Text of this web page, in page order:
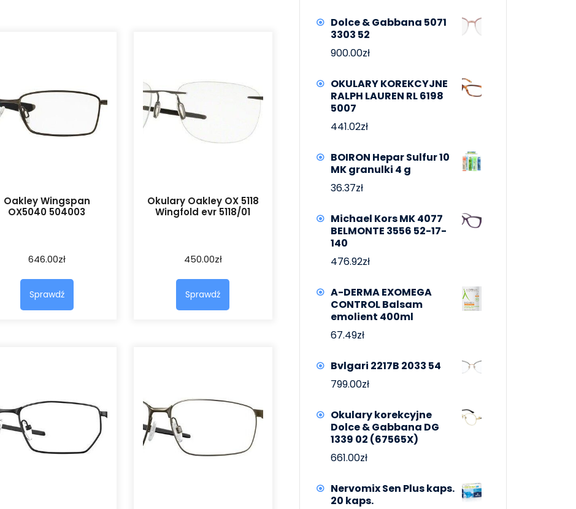
Oakley Wingspan
OX5040 504003
646.00zł
Sprawdź
Okulary Oakley OX 5118
Wingfold evr 5118/01
450.00zł
Sprawdź
Dolce & Gabbana 5071
3303 52
900.00zł
OKULARY KOREKCYJNE
RALPH LAUREN RL 6198
5007
441.02zł
BOIRON Hepar Sulfur 10
MK granulki 4 g
36.37zł
Michael Kors MK 4077
BELMONTE 3556 52-17-
140
476.92zł
A-DERMA EXOMEGA
CONTROL Balsam
emolient 400ml
67.49zł
Bvlgari 2217B 2033 54
799.00zł
Okulary korekcyjne
Dolce & Gabbana DG
1339 02 (67565X)
661.00zł
Nervomix Sen Plus kaps.
20 kaps.